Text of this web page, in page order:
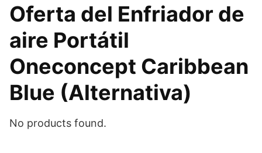
Oferta del Enfriador de
aire Portátil
Oneconcept Caribbean
Blue (Alternativa)
No products found.